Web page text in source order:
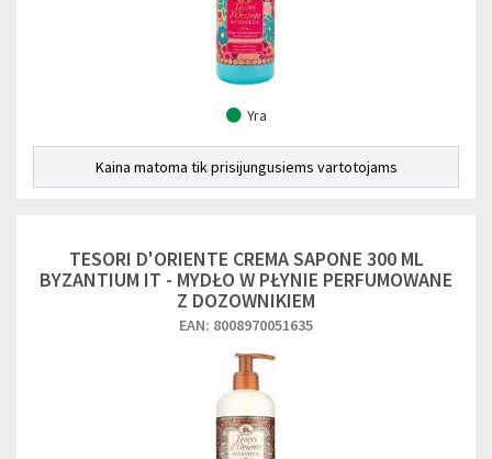
Yra
Kaina matoma tik prisijungusiems vartotojams
TESORI D'ORIENTE CREMA SAPONE 300 ML
BYZANTIUM IT - MYDŁO W PŁYNIE PERFUMOWANE
Z DOZOWNIKIEM
EAN: 8008970051635